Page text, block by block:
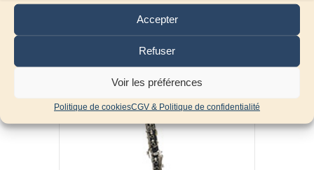
Accepter
Refuser
Voir les préférences
Politique de cookiesCGV & Politique de confidentialité